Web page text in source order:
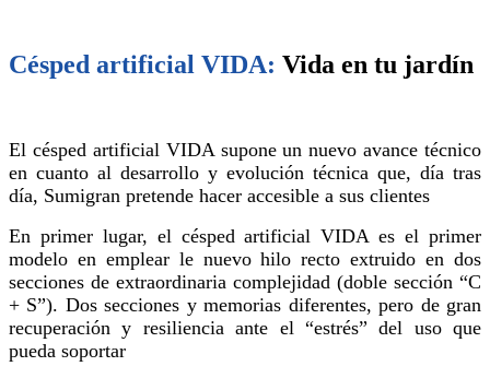
Césped artificial VIDA: Vida en tu jardín
El césped artificial VIDA supone un nuevo avance técnico
en cuanto al desarrollo y evolución técnica que, día tras
día, Sumigran pretende hacer accesible a sus clientes
En primer lugar, el césped artificial VIDA es el primer
modelo en emplear le nuevo hilo recto extruido en dos
secciones de extraordinaria complejidad (doble sección “C
+ S”). Dos secciones y memorias diferentes, pero de gran
recuperación y resiliencia ante el “estrés” del uso que
pueda soportar